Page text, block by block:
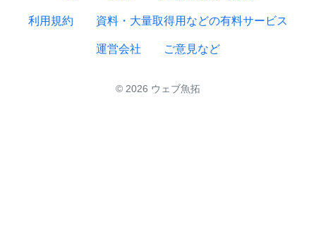
利用規約 資料・大量取得用などの有料サービス
運営会社 ご意見など
© 2026 ウェブ魚拓